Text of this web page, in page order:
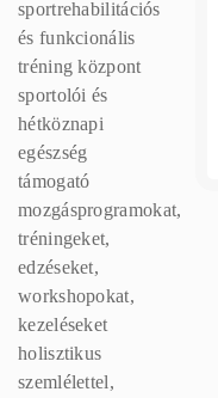
sportrehabilitációs
és funkcionális
tréning központ
sportolói és
hétköznapi
egészség
támogató
mozgásprogramokat,
tréningeket,
edzéseket,
workshopokat,
kezeléseket
holisztikus
szemlélettel,